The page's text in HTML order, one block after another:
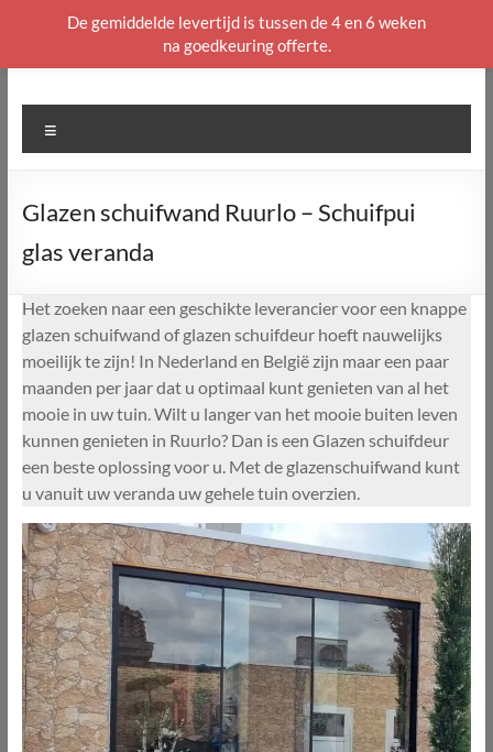
naar
Glazen schuifwand Ruurlo – Schuifpui
glas veranda
Het zoeken naar een geschikte leverancier voor een knappe
glazen schuifwand of glazen schuifdeur hoeft nauwelijks
moeilijk te zijn! In Nederland en België zijn maar een paar
maanden per jaar dat u optimaal kunt genieten van al het
mooie in uw tuin. Wilt u langer van het mooie buiten leven
kunnen genieten in Ruurlo? Dan is een Glazen schuifdeur
een beste oplossing voor u. Met de glazenschuifwand kunt
u vanuit uw veranda uw gehele tuin overzien.
De gemiddelde levertijd is tussen de 4 en 6 weken
na goedkeuring offerte.